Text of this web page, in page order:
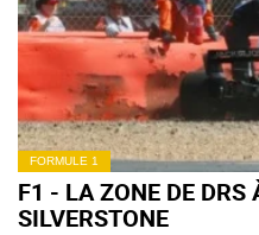
FORMULE 1
F1 - LA ZONE DE DRS
SILVERSTONE